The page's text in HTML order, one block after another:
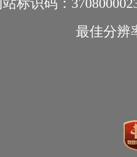
标识码：
最佳分辨